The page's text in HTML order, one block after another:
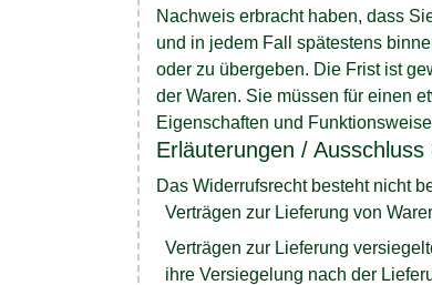
Nachweis erbracht haben, dass
und in jedem Fall spätestens
oder zu übergeben. Die Frist ist
der Waren. Sie müssen für einen
Eigenschaften und
Erläuterungen /
Das Widerrufsrecht besteht nicht
Verträgen zur Lieferung von
Verträgen zur Lieferung
ihre Versiegelung nach der